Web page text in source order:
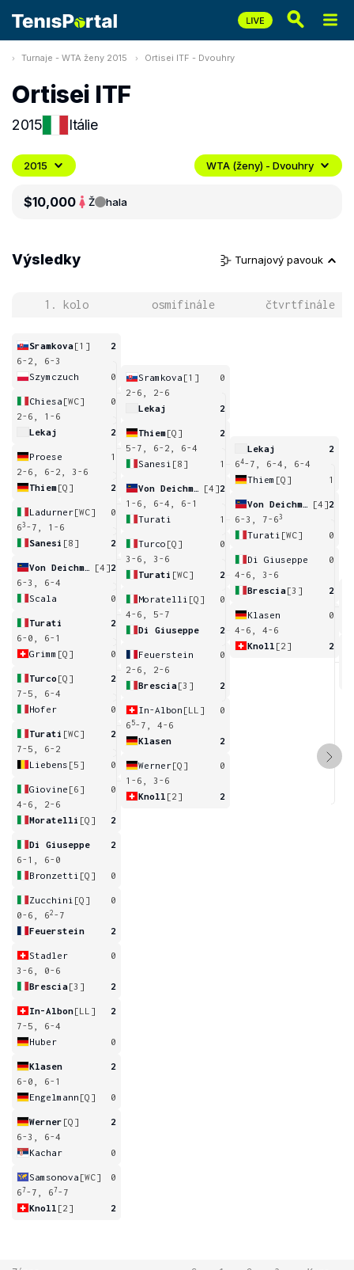
Turnaje - WTA ženy 2015 Ortisei ITF - Dvouhry
Ortisei ITF
2015 Itálie
2015 WTA (ženy) - Dvouhry
$10,000 Ž hala
Výsledky Turnajový pavouk
1. kolo osmifinále čtvrtfinále
Sramkova[1]
2
6-2, 6-3
Szymczuch
0
Chiesa [WC]
0
2-6, 1-6
Lekaj
2
Proese
1
2-6, 6-2, 3-6
Thiem[Q] 2
Ladurner[WC]
0
63 -7, 1-6
Sanesi [8] 2
[4]2
6-3, 6-4
Scala
0
Turati
2
6-0, 6-1
Grimm [Q] 0
Turco [Q]
2
7-5, 6-4
Hofer
0
Turati [WC]
2
7-5, 6-2
Liebens [5] 0
Giovine [6]
0
4-6, 2-6
Moratelli [Q] 2
Di Giuseppe
2
6-1, 6-0
Bronzetti [Q] 0
Zucchini [Q]
0
0-6, 62 -7
Feuerstein
2
Stadler
0
3-6, 0-6
Brescia[3] 2
In-Albon[LL]
2
7-5, 6-4
Huber
0
Klasen
2
6-0, 6-1
Engelmann [Q] 0
Werner [Q]
2
6-3, 6-4
Kachar
0
Samsonova [WC]
0
67-7, 67-7
Knoll [2] 2
Sramkova [1]
0
2-6, 2-6
Lekaj
2
Thiem[Q]
2
5-7, 6-2, 6-4
Sanesi [8] 1
[4]2
1-6, 6-4, 6-1
Turati
1
Turco [Q]
0
3-6, 3-6
Turati [WC] 2
Moratelli [Q]
0
4-6, 5-7
Di Giuseppe
2
Feuerstein
0
2-6, 2-6
Brescia[3] 2
In-Albon [LL]
0
6 5-7, 4-6
Klasen
2
Werner[Q]
0
1-6, 3-6
Knoll [2] 2
Lekaj
2
64-7, 6-4, 6-4
Thiem [Q] 1
[4]2
6-3, 7-63
Turati [WC] 0
Di Giuseppe
0
4-6, 3-6
Brescia[3] 2
Klasen
0
4-6, 4-6
Knoll [2] 2